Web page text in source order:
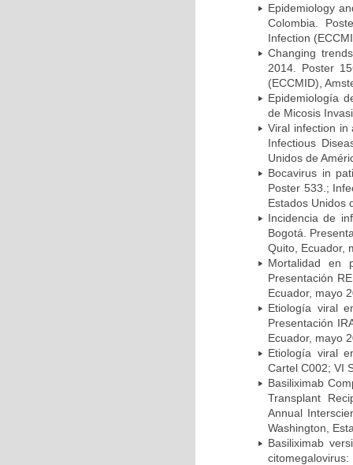
Epidemiology
Colombia.
Infection
Changing
2014. Poster
(ECCMID),
Epidemiología
de Micosis
Viral infection in
Infectious
Unidos de
Bocavirus in
Poster 533.;
Estados Unidos
Incidencia de
Bogotá.
Quito, Ecuador,
Mortalidad en
Presentación
Ecuador, mayo
Etiología viral
Presentación
Ecuador, mayo
Etiología viral
Cartel C002; VI
Basiliximab
Transplant
Annual
Washington,
Basiliximab